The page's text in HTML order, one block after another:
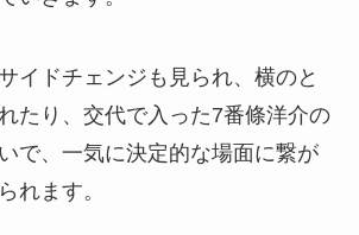
イドチェンジも見られ、横のと
たり、交代で入った7番條洋介の
で、一気に決定的な場面に繋が
れます。